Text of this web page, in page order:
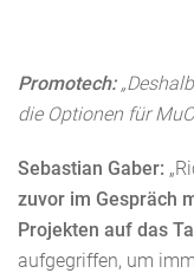
Promotech:
die Optionen für
Sebastian Gaber:
zuvor im Gespräch
Projekten auf das
aufgegriffen, um